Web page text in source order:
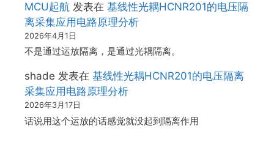
MCU起航 发表在 基线性光耦HCNR201的电压隔
离采集应用电路原理分析
2026年4月1日
不是通过运放隔离，是通过光耦隔离。
shade 发表在 基线性光耦HCNR201的电压隔离
采集应用电路原理分析
2026年3月17日
话说用这个运放的话感觉就没起到隔离作用